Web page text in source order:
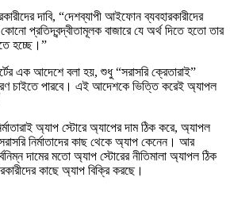
দাবি, “দেশব্যাপী আইফোন ব্যবহারকারীদের
প্রতিদ্বন্দ্বীতামূলক বাজারে যে অর্থ দিতে হতো তার
হচ্ছে।”
এক আদেশে বলা হয়, শুধু “সরাসরি ক্রেতারাই”
চাইতে পারবে। এই আদেশকে ভিত্তি করেই অ্যাপল
অ্যাপ স্টোরে অ্যাপের দাম ঠিক করে, অ্যাপল
নির্মাতাদের কাছ থেকে অ্যাপ কেনেন। আর
দামের মতো অ্যাপ স্টোরের নীতিমালা অ্যাপল ঠিক
কাছে অ্যাপ বিক্রি করছে।